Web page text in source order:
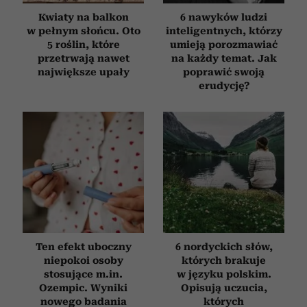
Partnerzy mogą połączyć te informacje z innymi danymi
otrzymanymi od Ciebie lub uzyskanymi podczas
korzystania z ich usług.
Kwiaty na balkon
w pełnym słońcu. Oto
5 roślin, które
przetrwają nawet
największe upały
6 nawyków ludzi
inteligentnych, którzy
umieją porozmawiać
na każdy temat. Jak
poprawić swoją
erudycję?
Ten efekt uboczny
niepokoi osoby
stosujące m.in.
Ozempic. Wyniki
nowego badania
6 nordyckich słów,
których brakuje
w języku polskim.
Opisują uczucia,
których